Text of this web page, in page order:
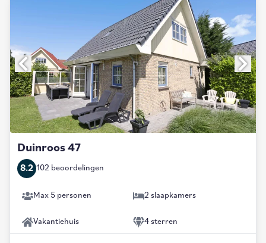
Duinroos 47
8.2 102 beoordelingen
Max 5 personen 2 slaapkamers
Vakantiehuis 4 sterren